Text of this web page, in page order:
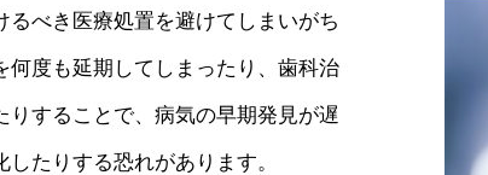
べき医療処置を避けてしまいがち
何度も延期してしまったり、歯科治
することで、病気の早期発見が遅
たりする恐れがあります。